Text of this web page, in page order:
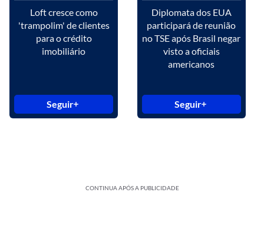
Loft cresce como
'trampolim' de clientes
para o crédito
imobiliário
Seguir
Diplomata dos EUA
participará de reunião
no TSE após Brasil negar
visto a oficiais
americanos
Seguir
CONTINUA APÓS A PUBLICIDADE